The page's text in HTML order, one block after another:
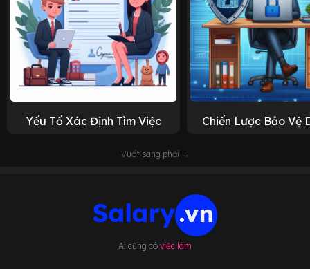
Yếu Tố Xác Định Tìm Việc Chiến Lược Bảo Vệ
Vuốt sang phải →
Ai cũng có việc làm